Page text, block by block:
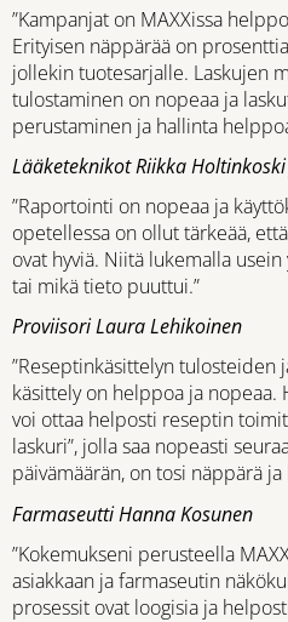
”Kampanjat on MAXXissa
Erityisen näppärää on
jollekin tuotesarjalle. Laskujen
tulostaminen on nopeaa ja
perustaminen ja hallinta
Lääketeknikot Riikka
”Raportointi on nopeaa ja
opetellessa on ollut tärkeää,
ovat hyviä. Niitä lukemalla
tai mikä tieto puuttui.”
Proviisori Laura Lehikoinen
”Reseptinkäsittelyn tulosteiden
käsittely on helppoa ja nopeaa.
voi ottaa helposti reseptin
laskuri”, jolla saa nopeasti
päivämäärän, on tosi näppärä ja
Farmaseutti Hanna Kosunen
”Kokemukseni perusteella
asiakkaan ja farmaseutin
prosessit ovat loogisia ja